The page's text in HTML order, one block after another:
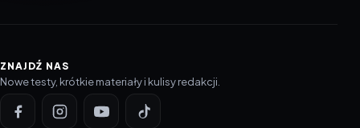
ZNAJDŹ NAS
Nowe testy, krótkie materiały i kulisy redakcji.